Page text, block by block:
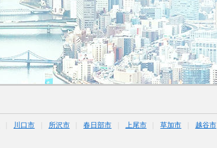
川口市 所沢市 春日部市 上尾市 草加市 越谷市